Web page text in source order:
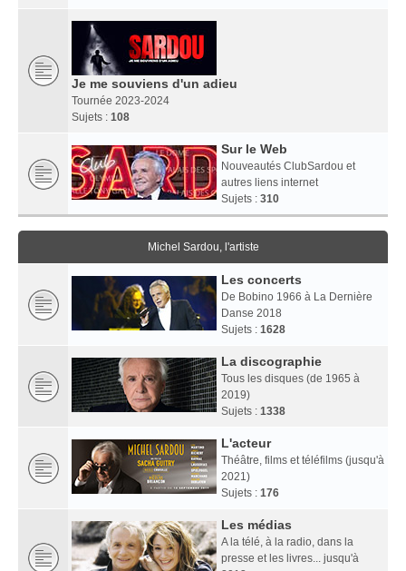
Je me souviens d'un adieu
Tournée 2023-2024
Sujets : 108
Sur le Web
Nouveautés ClubSardou et
autres liens internet
Sujets : 310
Michel Sardou, l'artiste
Les concerts
De Bobino 1966 à La Dernière
Danse 2018
Sujets : 1628
La discographie
Tous les disques (de 1965 à
2019)
Sujets : 1338
L'acteur
Théâtre, films et téléfilms (jusqu'à
2021)
Sujets : 176
Les médias
A la télé, à la radio, dans la
presse et les livres... jusqu'à